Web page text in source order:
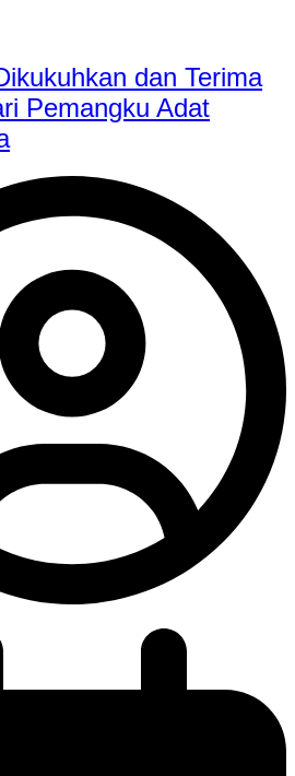
dan Terima
Pemangku Adat